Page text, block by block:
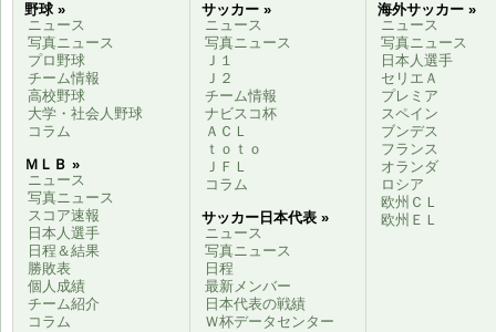
野球 »
ニュース
写真ニュース
プロ野球
チーム情報
高校野球
大学・社会人野球
コラム
ＭＬＢ »
ニュース
写真ニュース
スコア速報
日本人選手
日程＆結果
勝敗表
個人成績
チーム紹介
コラム
サッカー »
ニュース
写真ニュース
Ｊ１
Ｊ２
チーム情報
ナビスコ杯
ＡＣＬ
ｔｏｔｏ
ＪＦＬ
コラム
サッカー日本代表 »
ニュース
写真ニュース
日程
最新メンバー
日本代表の戦績
Ｗ杯データセンター
海外サッカー »
ニュース
写真ニュース
日本人選手
セリエＡ
プレミア
スペイン
ブンデス
フランス
オランダ
ロシア
欧州ＣＬ
欧州ＥＬ